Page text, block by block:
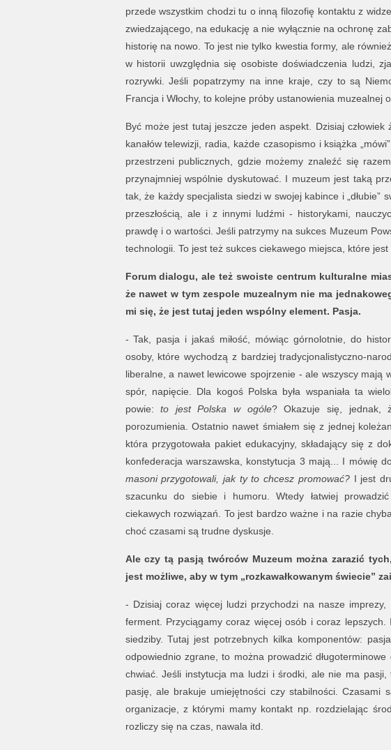
przede wszystkim chodzi tu o inną filozofię kontaktu z
zwiedzającego, na edukację a nie wyłącznie na ochronę
historię na nowo. To jest nie tylko kwestia formy, ale
w historii uwzględnia się osobiste doświadczenia ludzi,
rozrywki. Jeśli popatrzymy na inne kraje, czy to są
Francja i Włochy, to kolejne próby ustanowienia muzealnej
Być może jest tutaj jeszcze jeden aspekt. Dzisiaj człowiek
kanałów telewizji, radia, każde czasopismo i książka
przestrzeni publicznych, gdzie możemy znaleźć się
przynajmniej wspólnie dyskutować. I muzeum jest taką
tak, że każdy specjalista siedzi w swojej kabince i
przeszłością, ale i z innymi ludźmi - historykami,
prawdę i o wartości. Jeśli patrzymy na sukces Muzeum
technologii. To jest też sukces ciekawego miejsca, które
Forum dialogu, ale też swoiste centrum kulturalne
że nawet w tym zespole muzealnym nie ma
mi się, że jest tutaj jeden wspólny element. Pasja.
- Tak, pasja i jakaś miłość, mówiąc górnolotnie, do
osoby, które wychodzą z bardziej tradycjonalistyczno-
liberalne, a nawet lewicowe spojrzenie - ale wszyscy mają
spór, napięcie. Dla kogoś Polska była wspaniała ta
powie:to jest Polska w ogóle? Okazuje się, jednak,
porozumienia. Ostatnio nawet śmiałem się z jednej
która przygotowała pakiet edukacyjny, składający się z
konfederacja warszawska, konstytucja 3 mają... I mówię
masoni przygotowali, jak ty to chcesz promować?I jest
szacunku do siebie i humoru. Wtedy łatwiej
ciekawych rozwiązań. To jest bardzo ważne i na razie
choć czasami są trudne dyskusje.
Ale czy tą pasją twórców Muzeum można zarazić
jest możliwe, aby w tym „rozkawałkowanym świecie”
- Dzisiaj coraz więcej ludzi przychodzi na nasze
ferment. Przyciągamy coraz więcej osób i coraz
siedziby. Tutaj jest potrzebnych kilka komponentów:
odpowiednio zgrane, to można prowadzić
chwiać. Jeśli instytucja ma ludzi i środki, ale nie ma
pasję, ale brakuje umiejętności czy stabilności. Czasami
organizacje, z którymi mamy kontakt np. rozdzielając
rozliczy się na czas, nawala itd.